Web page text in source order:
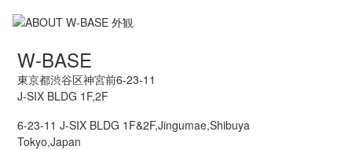
W-BASE
東京都渋谷区神宮前6-23-11
J-SIX BLDG 1F,2F
6-23-11 J-SIX BLDG 1F&2F,Jingumae,Shibuya
Tokyo,Japan